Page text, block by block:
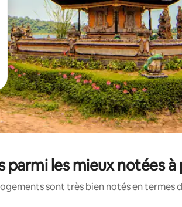
parmi les mieux notées
sont très bien notés en